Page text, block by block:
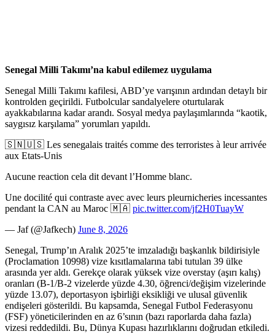
Senegal Milli Takımı’na kabul edilemez uygulama
Senegal Milli Takımı kafilesi, ABD’ye varışının ardından detaylı bir
kontrolden geçirildi. Futbolcular sandalyelere oturtularak
ayakkabılarına kadar arandı. Sosyal medya paylaşımlarında “kaotik,
saygısız karşılama” yorumları yapıldı.
🇸🇳🇺🇸 Les senegalais traités comme des terroristes à leur arrivée
aux Etats-Unis
Aucune reaction cela dit devant l’Homme blanc.
Une docilité qui contraste avec avec leurs pleurnicheries incessantes
pendant la CAN au Maroc 🇲🇦 pic.twitter.com/jf2H0TuayW
— Jaf (@Jafkech) June 8, 2026
Senegal, Trump’ın Aralık 2025’te imzaladığı başkanlık bildirisiyle
(Proclamation 10998) vize kısıtlamalarına tabi tutulan 39 ülke
arasında yer aldı. Gerekçe olarak yüksek vize overstay (aşırı kalış)
oranları (B-1/B-2 vizelerde yüzde 4.30, öğrenci/değişim vizelerinde
yüzde 13.07), deportasyon işbirliği eksikliği ve ulusal güvenlik
endişeleri gösterildi. Bu kapsamda, Senegal Futbol Federasyonu
(FSF) yöneticilerinden en az 6’sının (bazı raporlarda daha fazla)
vizesi reddedildi. Bu, Dünya Kupası hazırlıklarını doğrudan etkiledi.